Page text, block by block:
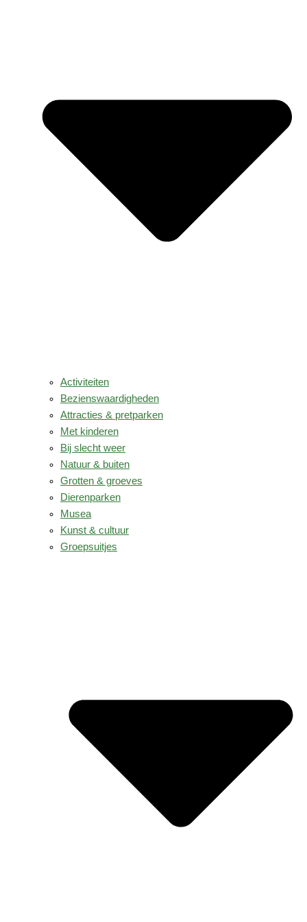
Activiteiten
Bezienswaardigheden
Attracties & pretparken
Met kinderen
Bij slecht weer
Natuur & buiten
Grotten & groeves
Dierenparken
Musea
Kunst & cultuur
Groepsuitjes